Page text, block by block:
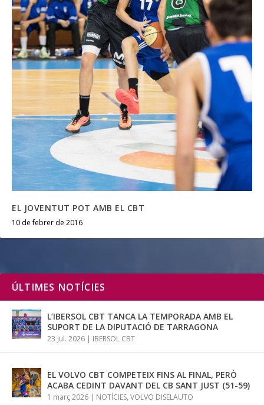
EL JOVENTUT POT AMB EL CBT
10 de febrer de 2016
ÚLTIMES NOTÍCIES
L’IBERSOL CBT TANCA LA TEMPORADA AMB EL
SUPORT DE LA DIPUTACIÓ DE TARRAGONA
23 jul. 2026 | IBERSOL CBT
EL VOLVO CBT COMPETEIX FINS AL FINAL, PERÒ
ACABA CEDINT DAVANT DEL CB SANT JUST (51-59)
1 març 2026 | NOTÍCIES, VOLVO DISELAUTO